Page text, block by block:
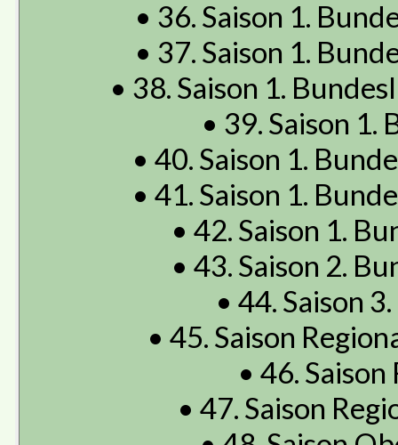
• 36. Saison 1.
• 37. Saison 1.
• 38. Saison 1.
• 39. Saison
• 40. Saison 1.
• 41. Saison 1.
• 42. Saison 1.
• 43. Saison 2.
• 44. Saison
• 45. Saison
• 46.
• 47. Saison